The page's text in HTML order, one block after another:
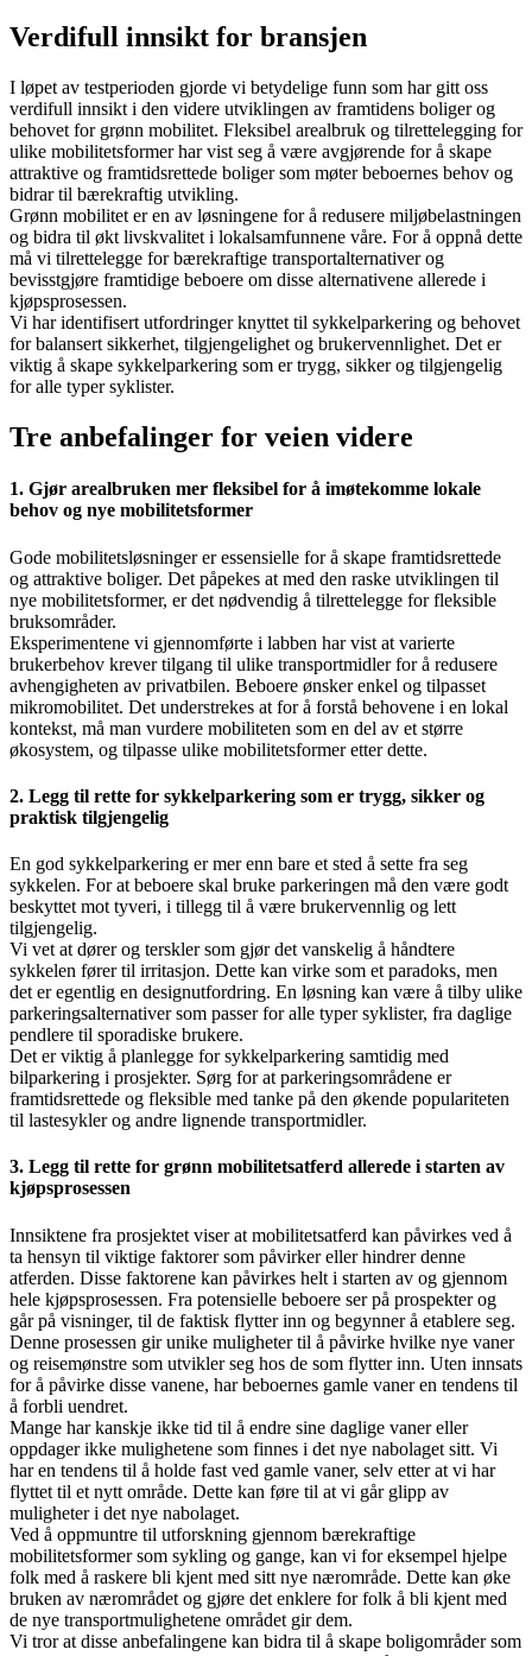
Verdifull innsikt for bransjen
I løpet av testperioden gjorde vi betydelige funn som har gitt oss
verdifull innsikt i den videre utviklingen av framtidens boliger og
behovet for grønn mobilitet. Fleksibel arealbruk og tilrettelegging for
ulike mobilitetsformer har vist seg å være avgjørende for å skape
attraktive og framtidsrettede boliger som møter beboernes behov og
bidrar til bærekraftig utvikling.
Grønn mobilitet er en av løsningene for å redusere miljøbelastningen
og bidra til økt livskvalitet i lokalsamfunnene våre. For å oppnå dette
må vi tilrettelegge for bærekraftige transportalternativer og
bevisstgjøre framtidige beboere om disse alternativene allerede i
kjøpsprosessen.
Vi har identifisert utfordringer knyttet til sykkelparkering og behovet
for balansert sikkerhet, tilgjengelighet og brukervennlighet. Det er
viktig å skape sykkelparkering som er trygg, sikker og tilgjengelig
for alle typer syklister.
Tre anbefalinger for veien videre
1. Gjør arealbruken mer fleksibel for å imøtekomme lokale
behov og nye mobilitetsformer
Gode mobilitetsløsninger er essensielle for å skape framtidsrettede
og attraktive boliger. Det påpekes at med den raske utviklingen til
nye mobilitetsformer, er det nødvendig å tilrettelegge for fleksible
bruksområder.
Eksperimentene vi gjennomførte i labben har vist at varierte
brukerbehov krever tilgang til ulike transportmidler for å redusere
avhengigheten av privatbilen. Beboere ønsker enkel og tilpasset
mikromobilitet. Det understrekes at for å forstå behovene i en lokal
kontekst, må man vurdere mobiliteten som en del av et større
økosystem, og tilpasse ulike mobilitetsformer etter dette.
2. Legg til rette for sykkelparkering som er trygg, sikker og
praktisk tilgjengelig
En god sykkelparkering er mer enn bare et sted å sette fra seg
sykkelen. For at beboere skal bruke parkeringen må den være godt
beskyttet mot tyveri, i tillegg til å være brukervennlig og lett
tilgjengelig.
Vi vet at dører og terskler som gjør det vanskelig å håndtere
sykkelen fører til irritasjon. Dette kan virke som et paradoks, men
det er egentlig en designutfordring. En løsning kan være å tilby ulike
parkeringsalternativer som passer for alle typer syklister, fra daglige
pendlere til sporadiske brukere.
Det er viktig å planlegge for sykkelparkering samtidig med
bilparkering i prosjekter. Sørg for at parkeringsområdene er
framtidsrettede og fleksible med tanke på den økende populariteten
til lastesykler og andre lignende transportmidler.
3. Legg til rette for grønn mobilitetsatferd allerede i starten av
kjøpsprosessen
Innsiktene fra prosjektet viser at mobilitetsatferd kan påvirkes ved å
ta hensyn til viktige faktorer som påvirker eller hindrer denne
atferden. Disse faktorene kan påvirkes helt i starten av og gjennom
hele kjøpsprosessen. Fra potensielle beboere ser på prospekter og
går på visninger, til de faktisk flytter inn og begynner å etablere seg.
Denne prosessen gir unike muligheter til å påvirke hvilke nye vaner
og reisemønstre som utvikler seg hos de som flytter inn. Uten innsats
for å påvirke disse vanene, har beboernes gamle vaner en tendens til
å forbli uendret.
Mange har kanskje ikke tid til å endre sine daglige vaner eller
oppdager ikke mulighetene som finnes i det nye nabolaget sitt. Vi
har en tendens til å holde fast ved gamle vaner, selv etter at vi har
flyttet til et nytt område. Dette kan føre til at vi går glipp av
muligheter i det nye nabolaget.
Ved å oppmuntre til utforskning gjennom bærekraftige
mobilitetsformer som sykling og gange, kan vi for eksempel hjelpe
folk med å raskere bli kjent med sitt nye nærområde. Dette kan øke
bruken av nærområdet og gjøre det enklere for folk å bli kjent med
de nye transportmulighetene området gir dem.
Vi tror at disse anbefalingene kan bidra til å skape boligområder som